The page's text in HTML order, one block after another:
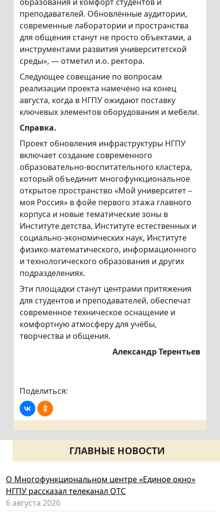
преподавателей. Обновлённые аудитории,
современные лаборатории и пространства
для общения станут не просто объектами, а
инструментами развития университетской
среды», — отметил и.о. ректора.
Следующее совещание по вопросам
реализации проекта намечено на конец
августа, когда в НГПУ ожидают поставку
ключевых элементов оборудования и мебели.
Справка.
Проект обновления инфраструктуры НГПУ
включает создание современного
образовательно-воспитательного кластера,
который объединит многофункциональное
открытое пространство «Мой университет –
моя Россия» в фойе первого этажа главного
корпуса и новые тематические зоны в
Институте детства, Институте естественных и
социально-экономических наук, Институте
физико-математического, информационного
и технологического образования и других
подразделениях.
Эти площадки станут центрами притяжения
для студентов и преподавателей, обеспечат
современное техническое оснащение и
комфортную атмосферу для учёбы,
творчества и общения.
Александр Терентьев
Поделиться:
ГЛАВНЫЕ НОВОСТИ
О Многофункциональном центре «Единое окно»
НГПУ рассказал телеканал ОТС
6 августа 2026